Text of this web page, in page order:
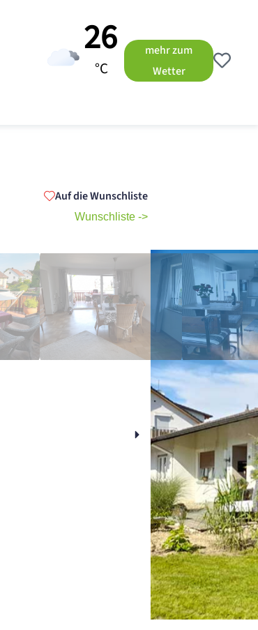
26
°C
mehr zum
Wetter
Auf die Wunschliste
Wunschliste ->